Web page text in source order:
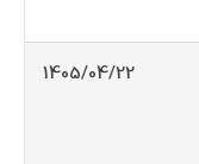
1405/04/22